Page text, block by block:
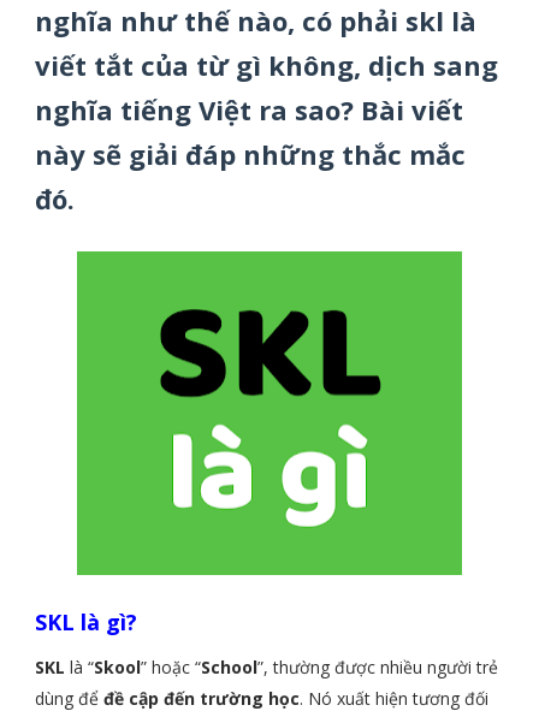
nghĩa như thế nào, có phải skl là
viết tắt của từ gì không, dịch sang
nghĩa tiếng Việt ra sao? Bài viết
này sẽ giải đáp những thắc mắc
đó.
SKL là gì?
SKL là “Skool” hoặc “School”, thường được nhiều người trẻ
dùng để đề cập đến trường học. Nó xuất hiện tương đối